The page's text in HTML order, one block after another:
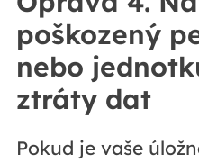
poškozený
nebo
ztráty dat
Pokud je vaše